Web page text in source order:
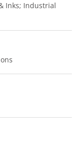
Inks; Industrial